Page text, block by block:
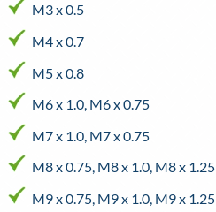
M3 x 0.5
M4 x 0.7
M5 x 0.8
M6 x 1.0, M6 x 0.75
M7 x 1.0, M7 x 0.75
M8 x 0.75, M8 x 1.0, M8 x 1.25
M9 x 0.75, M9 x 1.0, M9 x 1.25